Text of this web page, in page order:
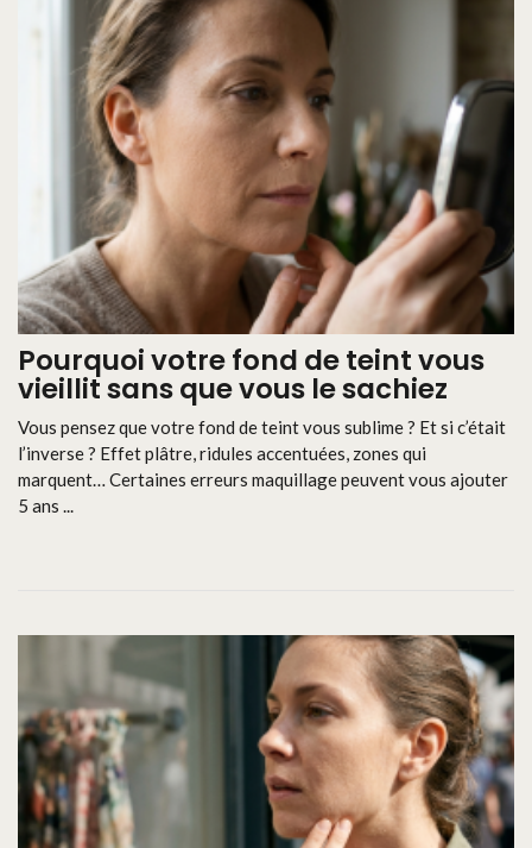
Pourquoi votre fond de teint vous
vieillit sans que vous le sachiez
Vous pensez que votre fond de teint vous sublime ? Et si c’était
l’inverse ? Effet plâtre, ridules accentuées, zones qui
marquent… Certaines erreurs maquillage peuvent vous ajouter
5 ans ...